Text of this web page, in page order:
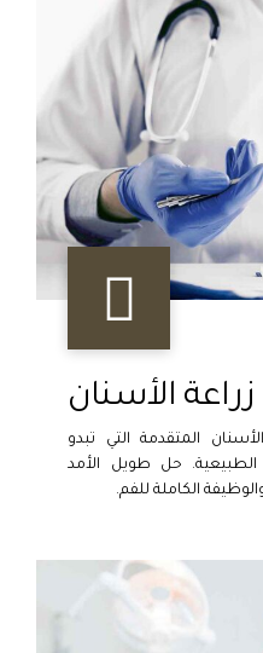
زراعة الأسنان
المتقدمة التي تبدو
حل طويل الأمد
الكاملة للفم.